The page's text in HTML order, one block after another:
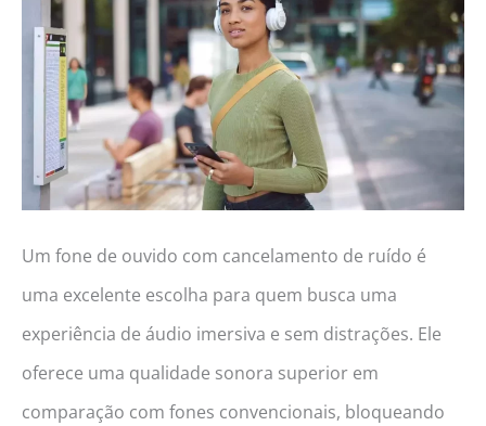
Um fone de ouvido com cancelamento de ruído é
uma excelente escolha para quem busca uma
experiência de áudio imersiva e sem distrações. Ele
oferece uma qualidade sonora superior em
comparação com fones convencionais, bloqueando